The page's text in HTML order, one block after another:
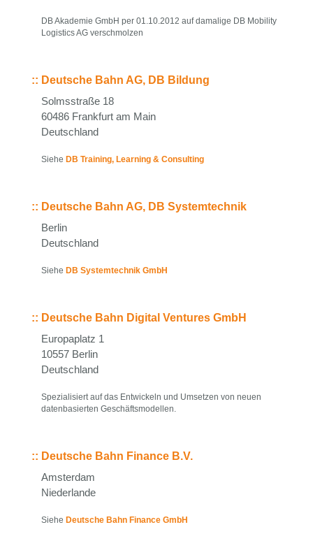
DB Akademie GmbH per 01.10.2012 auf damalige DB Mobility
Logistics AG verschmolzen
:: Deutsche Bahn AG, DB Bildung
Solmsstraße 18
60486 Frankfurt am Main
Deutschland
Siehe DB Training, Learning & Consulting
:: Deutsche Bahn AG, DB Systemtechnik
Berlin
Deutschland
Siehe DB Systemtechnik GmbH
:: Deutsche Bahn Digital Ventures GmbH
Europaplatz 1
10557 Berlin
Deutschland
Spezialisiert auf das Entwickeln und Umsetzen von neuen
datenbasierten Geschäftsmodellen.
:: Deutsche Bahn Finance B.V.
Amsterdam
Niederlande
Siehe Deutsche Bahn Finance GmbH